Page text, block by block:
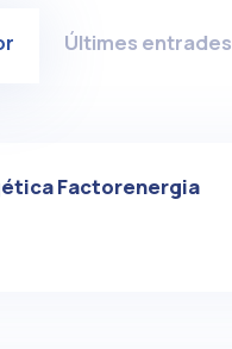
Últimes entrades
Factorenergia